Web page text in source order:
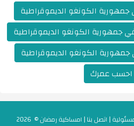
جمهورية الكونغو الديموقراطية
في جمهورية الكونغو الديموقراطية
الكونغو الديموقراطية
احسب عمرك
| اتصل بنا | امساكية رمضان
© 2026